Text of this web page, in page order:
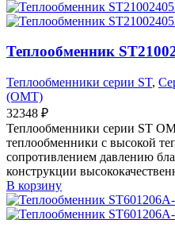
Теплообменник
Теплообменники серии ST,
(OMT)
32348 ₽
Теплообменники серии ST
теплообменники с высокой
сопротивлением давлению
конструкции
В корзину